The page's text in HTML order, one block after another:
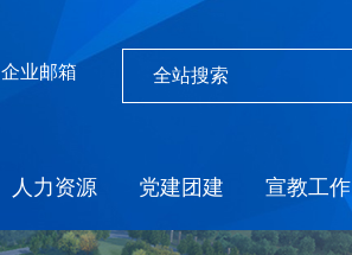
企业邮箱
人力资源 党建团建 宣教工作